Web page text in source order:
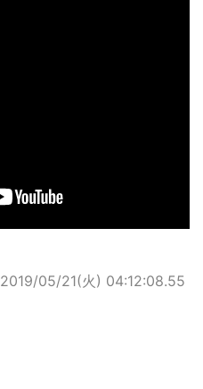
2019/05/21(火) 04:12:08.55